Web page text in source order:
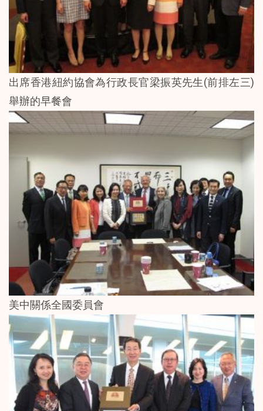
出席香港紐約協會為行政長官梁振英先生(前排左三)
舉辦的早餐會
美中關係全國委員會